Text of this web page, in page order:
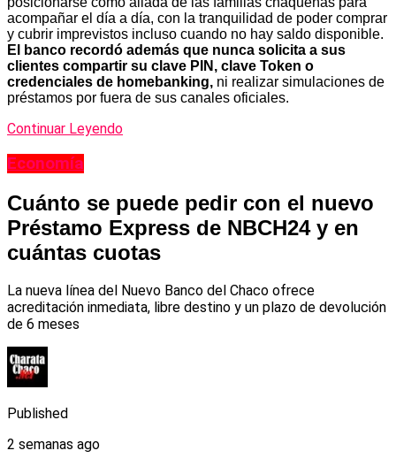
acompañar el día a día, con la tranquilidad de poder comprar
y cubrir imprevistos incluso cuando no hay saldo disponible.
El banco recordó además que nunca solicita a sus
clientes compartir su clave PIN, clave Token o
credenciales de homebanking, ni realizar simulaciones de
préstamos por fuera de sus canales oficiales.
Continuar Leyendo
Economía
Cuánto se puede pedir con el nuevo
Préstamo Express de NBCH24 y en
cuántas cuotas
La nueva línea del Nuevo Banco del Chaco ofrece
acreditación inmediata, libre destino y un plazo de devolución
de 6 meses
Published
2 semanas ago